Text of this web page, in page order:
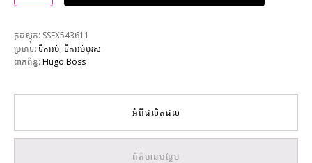
កូដស្តុក: SSFX543611
ប្រភេទ: ទឹកអប់, ទឹកអប់បុរស
ពាក់ព័ន្ធ: Hugo Boss
អំពីផលិតផល
ព័ត៌មានបន្ថែម